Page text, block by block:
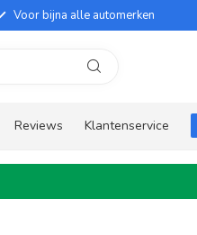
Voor bijna alle automerken
Reviews Klantenservice